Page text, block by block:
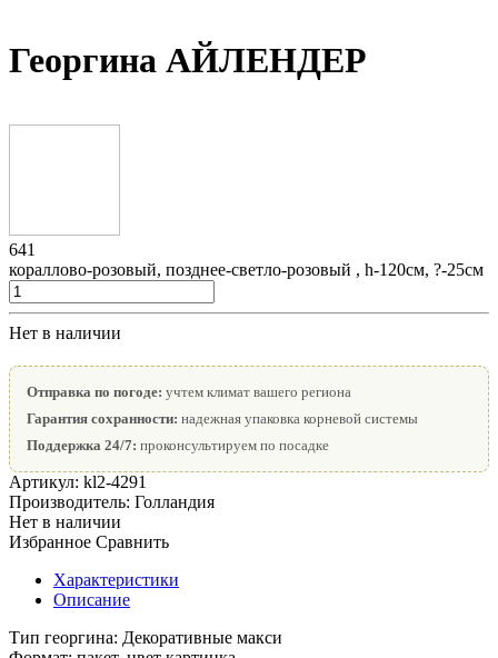
Георгина АЙЛЕНДЕР
641
кораллово-розовый, позднее-светло-розовый , h-120см, ?-25см
Нет в наличии
Отправка по погоде: учтем климат вашего региона
Гарантия сохранности: надежная упаковка корневой системы
Поддержка 24/7: проконсультируем по посадке
Артикул: kl2-4291
Производитель: Голландия
Нет в наличии
Избранное Сравнить
Характеристики
Описание
Тип георгина: Декоративные макси